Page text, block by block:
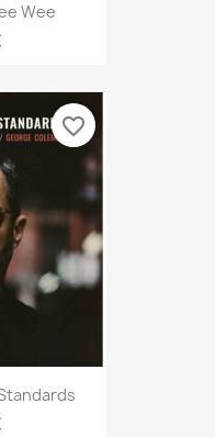
Wee
favorite_border